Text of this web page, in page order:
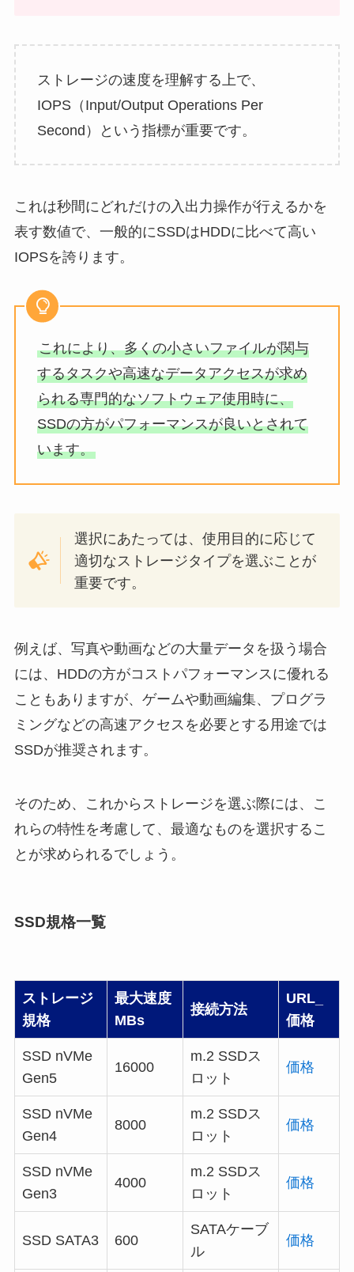
ストレージの速度を理解する上で、
IOPS（Input/Output Operations Per
Second）という指標が重要です。
これは秒間にどれだけの入出力操作が行えるかを
表す数値で、一般的にSSDはHDDに比べて高い
IOPSを誇ります。
これにより、多くの小さいファイルが関与
するタスクや高速なデータアクセスが求め
られる専門的なソフトウェア使用時に、
SSDの方がパフォーマンスが良いとされて
います。
選択にあたっては、使用目的に応じて
適切なストレージタイプを選ぶことが
重要です。
例えば、写真や動画などの大量データを扱う場合
には、HDDの方がコストパフォーマンスに優れる
こともありますが、ゲームや動画編集、プログラ
ミングなどの高速アクセスを必要とする用途では
SSDが推奨されます。
そのため、これからストレージを選ぶ際には、こ
れらの特性を考慮して、最適なものを選択するこ
とが求められるでしょう。
SSD規格一覧
ストレージ
規格
最大速度
MBs
接続方法
URL_
価格
SSD nVMe
Gen5
16000
m.2 SSDス
ロット
価格
SSD nVMe
Gen4
8000
m.2 SSDス
ロット
価格
SSD nVMe
Gen3
4000
m.2 SSDス
ロット
価格
SSD SATA3 600
SATAケーブ
ル
価格